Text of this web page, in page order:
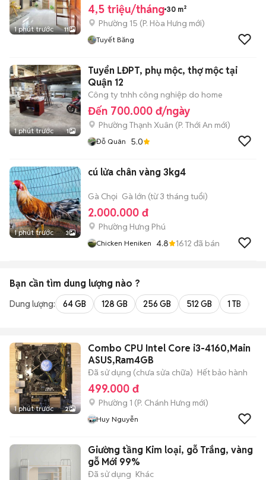
1 phút trước 11
4,5 triệu/tháng 30 m²
Phường 15 (P. Hòa Hưng mới)
Tuyết Băng
1 phút trước 1
Tuyển LĐPT, phụ mộc, thợ mộc tại
Quận 12
Công ty tnhh công nghiệp do home
Đến 700.000 đ/ngày
Phường Thạnh Xuân (P. Thới An mới)
Đỗ Quân 5.0
1 phút trước 3
cú lửa chân vàng 3kg4
Gà Chọi Gà lớn (từ 3 tháng tuổi)
2.000.000 đ
Phường Hưng Phú
Chicken Heniken 4.8 1612 đã bán
Bạn cần tìm dung lượng nào ?
Dung lượng: 64 GB 128 GB 256 GB 512 GB 1 TB
1 phút trước 2
Combo CPU Intel Core i3-4160,Main
ASUS,Ram4GB
Đã sử dụng (chưa sửa chữa) Hết bảo hành
499.000 đ
Phường 1 (P. Chánh Hưng mới)
Huy Nguyễn
Giường tầng Kim loại, gỗ Trắng, vàng
gỗ Mới 99%
Đã sử dụng Khác